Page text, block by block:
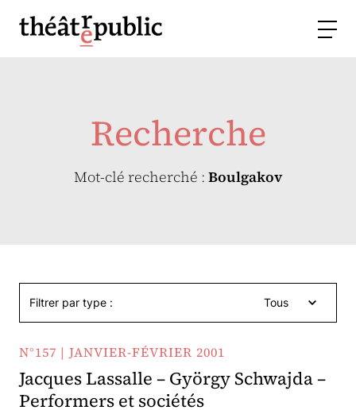
Recherche
Mot-clé recherché : Boulgakov
Filtrer par type : Tous
N°157 | JANVIER-FÉVRIER 2001
Jacques Lassalle – György Schwajda –
Performers et sociétés